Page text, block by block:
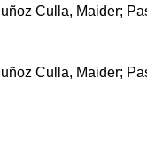
Culla, Maider;
Culla, Maider;